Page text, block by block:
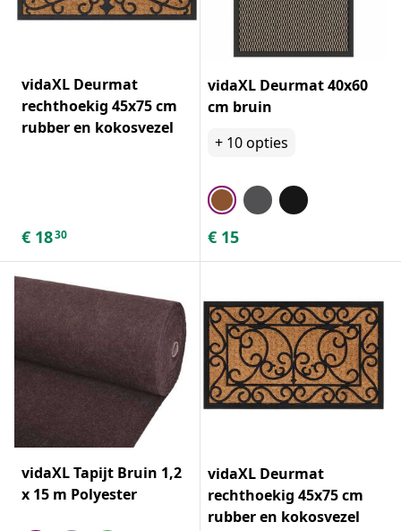
vidaXL Deurmat
rechthoekig 45x75 cm
rubber en kokosvezel
€ 1830
vidaXL Deurmat 40x60
cm bruin
+ 10opties
€ 15
vidaXL Tapijt Bruin 1,2
x 15 m Polyester
vidaXL Deurmat
rechthoekig 45x75 cm
rubber en kokosvezel